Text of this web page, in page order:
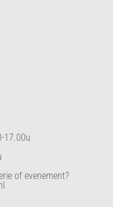
17.00u
of evenement?